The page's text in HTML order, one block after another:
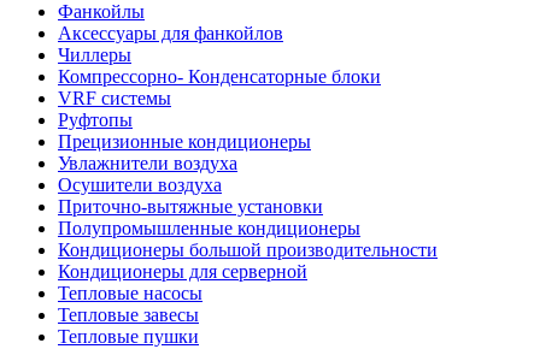
Фанкойлы
Аксессуары для фанкойлов
Чиллеры
Компрессорно- Конденсаторные блоки
VRF системы
Руфтопы
Прецизионные кондиционеры
Увлажнители воздуха
Осушители воздуха
Приточно-вытяжные установки
Полупромышленные кондиционеры
Кондиционеры большой производительности
Кондиционеры для серверной
Тепловые насосы
Тепловые завесы
Тепловые пушки